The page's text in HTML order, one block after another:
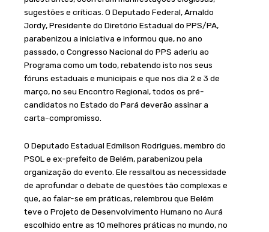
sugestões e críticas. O Deputado Federal, Arnaldo
Jordy, Presidente do Diretório Estadual do PPS/PA,
parabenizou a iniciativa e informou que, no ano
passado, o Congresso Nacional do PPS aderiu ao
Programa como um todo, rebatendo isto nos seus
fóruns estaduais e municipais e que nos dia 2 e 3 de
março, no seu Encontro Regional, todos os pré-
candidatos no Estado do Pará deverão assinar a
carta-compromisso.
O Deputado Estadual Edmilson Rodrigues, membro do
PSOL e ex-prefeito de Belém, parabenizou pela
organização do evento. Ele ressaltou as necessidade
de aprofundar o debate de questões tão complexas e
que, ao falar-se em práticas, relembrou que Belém
teve o Projeto de Desenvolvimento Humano no Aurá
escolhido entre as 10 melhores práticas no mundo, no